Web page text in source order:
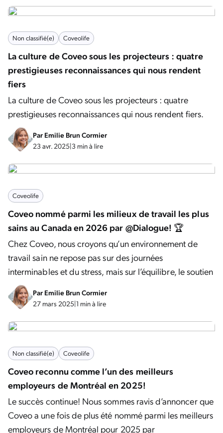
Non classifié(e) Coveolife
La culture de Coveo sous les projecteurs : quatre
prestigieuses reconnaissances qui nous rendent
fiers
La culture de Coveo sous les projecteurs : quatre
prestigieuses reconnaissances qui nous rendent fiers.
Par Emilie Brun Cormier
23 avr. 2025|3 min à lire
Coveolife
Coveo nommé parmi les milieux de travail les plus
sains au Canada en 2026 par @Dialogue! 🏆
Chez Coveo, nous croyons qu’un environnement de
travail sain ne repose pas sur des journées
interminables et du stress, mais sur l’équilibre, le soutien
Par Emilie Brun Cormier
27 mars 2025|1 min à lire
Non classifié(e) Coveolife
Coveo reconnu comme l’un des meilleurs
employeurs de Montréal en 2025!
Le succès continue! Nous sommes ravis d’annoncer que
Coveo a une fois de plus été nommé parmi les meilleurs
employeurs de Montréal pour 2025 par